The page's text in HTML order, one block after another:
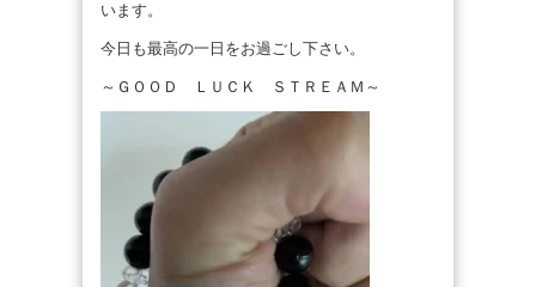
います。
今日も最高の一日をお過ごし下さい。
～ＧＯＯＤ ＬＵＣＫ ＳＴＲＥＡＭ～